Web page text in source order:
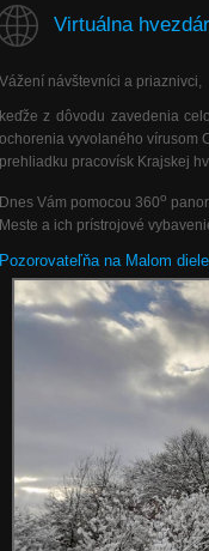
Virtuálna
návštevníci a priaznivci,
z dôvodu zavedenia
vyvolaného vírusom
pracovísk Krajskej
Vám pomocou 360o
a ich prístrojové
na Malom